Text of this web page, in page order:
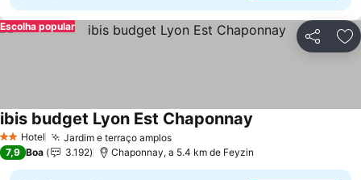
Partilhar
Escolha popular
2 Estrelas
Hotel Jardim e terraço amplosVer preços
ibis budget Lyon Est Chaponnay
7,9 Boa 3.192 Chaponnay, a 5.4 km de Feyzin